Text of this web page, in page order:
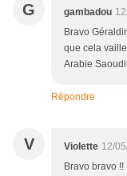
G gambadou
Bravo
que cela
Arabie
Répondre
V Violette 12/
Bravo bravo